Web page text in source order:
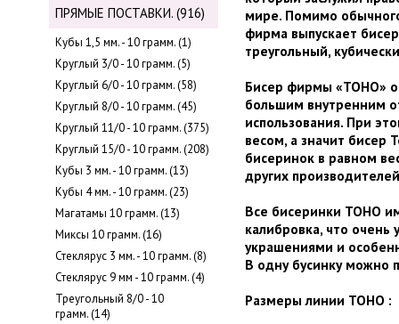
ПРЯМЫЕ ПОСТАВКИ. (916)
Кубы 1,5 мм. - 10 грамм. (1)
Круглый 3/0 - 10 грамм. (5)
Круглый 6/0 - 10 грамм. (58)
Круглый 8/0 - 10 грамм. (45)
Круглый 11/0 - 10 грамм. (375)
Круглый 15/0 - 10 грамм. (208)
Кубы 3 мм. - 10 грамм. (13)
Кубы 4 мм. - 10 грамм. (23)
Магатамы 10 грамм. (13)
Миксы 10 грамм. (16)
Стеклярус 3 мм. - 10 грамм. (8)
Стеклярус 9 мм - 10 грамм. (4)
Треугольный 8/0 - 10
грамм. (14)
мире. Помимо обычного
фирма выпускает
треугольный,
Бисер фирмы «TOHO»
большим внутренним
использования. При
весом, а значит бисер
бисеринок в равном
других
Все бисеринки TOHO
калибровка, что
украшениями и
В одну бусинку можно
Размеры линии ТОНО :